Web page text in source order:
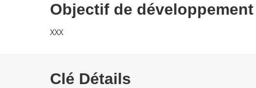
Objectif de développement
XXX
Clé Détails